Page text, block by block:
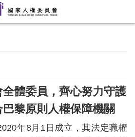
全體委員，齊心努力守護
黎原則人權保障機關
年8月1日成立，其法定職權